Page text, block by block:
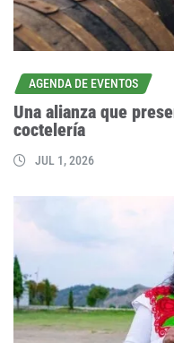
AGENDA DE EVENTOS
Una alianza que
coctelería
JUL 1, 2026